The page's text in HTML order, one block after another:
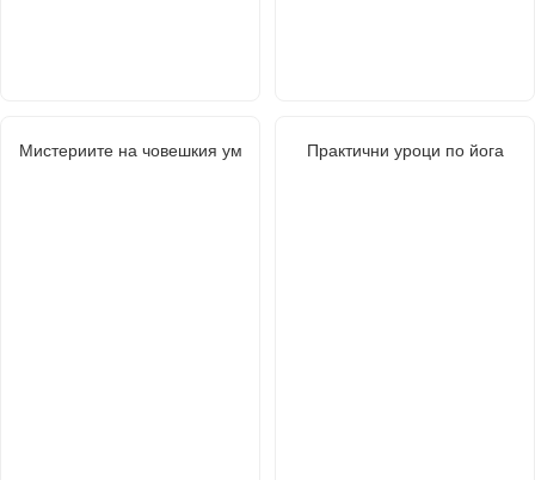
Мистериите на човешкия ум Практични уроци по йога